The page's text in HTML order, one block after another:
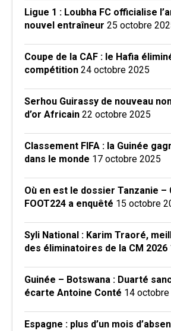
Ligue 1 : Loubha FC officialise
nouvel entraîneur 25 octobre
Coupe de la CAF : le Hafia
compétition 24 octobre 2025
Serhou Guirassy de nouveau
d’or Africain 22 octobre 2025
Classement FIFA : la Guinée
dans le monde 17 octobre 2025
Où en est le dossier Tanzanie –
FOOT224 a enquêté 15 octobre
Syli National : Karim Traoré,
des éliminatoires de la CM 2026
Guinée – Botswana : Duarté
écarte Antoine Conté 14
Espagne : plus d’un mois